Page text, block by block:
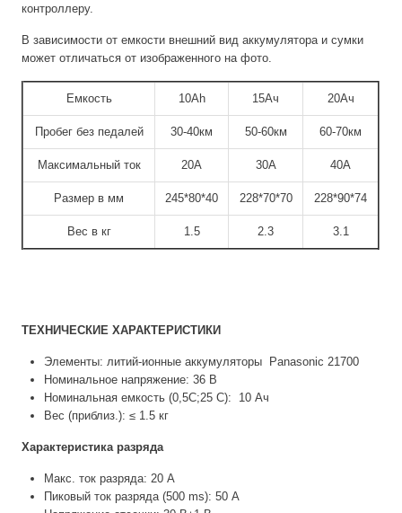
контроллеру.
В зависимости от емкости внешний вид аккумулятора и сумки
может отличаться от изображенного на фото.
Емкость 10Ah 15Ач 20Ач
Пробег без педалей 30-40км 50-60км 60-70км
Максимальный ток 20A 30А 40А
Размер в мм 245*80*40 228*70*70 228*90*74
Вес в кг 1.5 2.3 3.1
ТЕХНИЧЕСКИЕ ХАРАКТЕРИСТИКИ
Элементы: литий-ионные аккумуляторы Panasonic 21700
Номинальное напряжение: 36 В
Номинальная емкость (0,5С;25 С): 10 Ач
Вес (приблиз.): ≤ 1.5 кг
Характеристика разряда
Макс. ток разряда: 20 A
Пиковый ток разряда (500 ms): 50 A